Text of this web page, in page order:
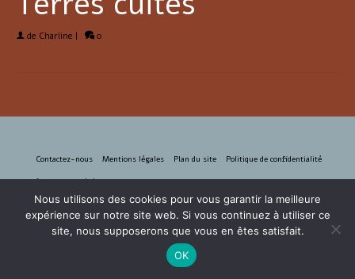
de Charline | 0
Contactez-nous Mentions légales Plan du site
Politique de confidentialité
© 2026 murporteur.bzh
Nous utilisons des cookies pour vous garantir la meilleure
expérience sur notre site web. Si vous continuez à utiliser ce
site, nous supposerons que vous en êtes satisfait.
OK